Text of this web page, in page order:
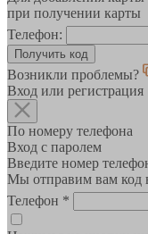
при получении карты
Телефон:
Возникли проблемы?
Вход или регистрация
По номеру телефона
Вход с паролем
Введите номер
Мы отправим вам код
Телефон *